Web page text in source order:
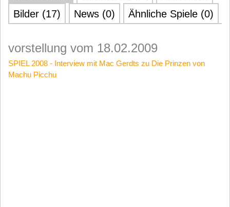
Bilder (17)
News (0) Ähnliche Spiele (0)
vorstellung vom 18.02.2009
SPIEL 2008 - Interview mit Mac Gerdts zu Die Prinzen von
Machu Picchu